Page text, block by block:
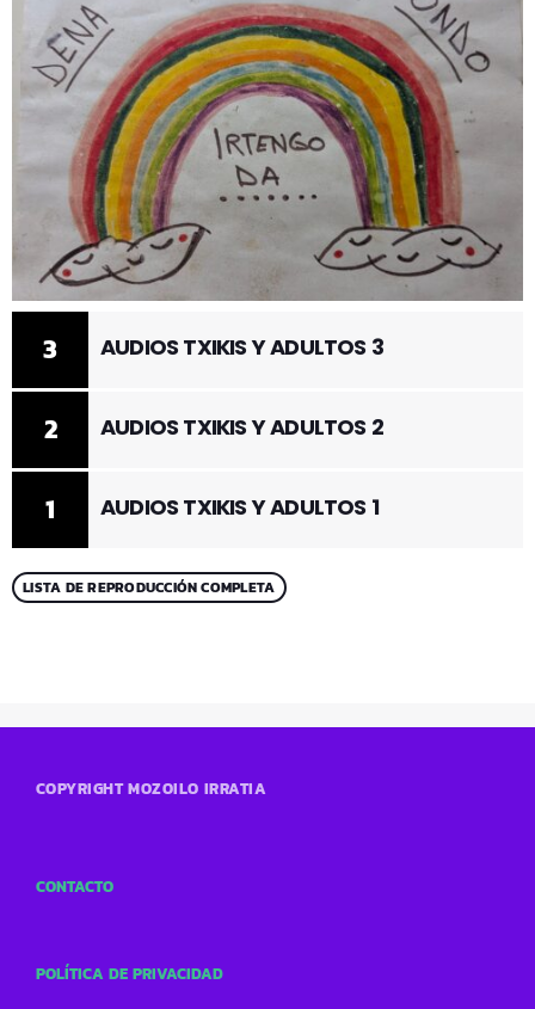
1 AUDIOS TXIKIS Y ADULTOS 1
2 AUDIOS TXIKIS Y ADULTOS 2
3 AUDIOS TXIKIS Y ADULTOS 3
LISTA DE REPRODUCCIÓN COMPLETA
COPYRIGHT MOZOILO IRRATIA
CONTACTO
POLÍTICA DE PRIVACIDAD